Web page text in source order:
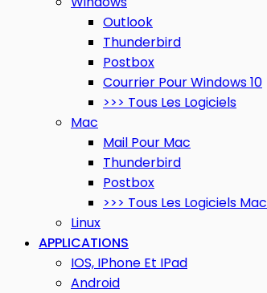
Outlook
Thunderbird
Postbox
Courrier Pour Windows 10
>>> Tous Les Logiciels
Mac
Mail Pour Mac
Thunderbird
Postbox
>>> Tous Les Logiciels Mac
Linux
APPLICATIONS
IOS, IPhone Et IPad
Android